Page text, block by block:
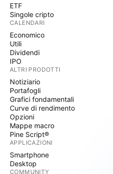
ETF
Singole cripto
CALENDARI
Economico
Utili
Dividendi
IPO
ALTRI PRODOTTI
Notiziario
Portafogli
Grafici fondamentali
Curve di rendimento
Opzioni
Mappe macro
Pine Script®
APPLICAZIONI
Smartphone
Desktop
COMMUNITY